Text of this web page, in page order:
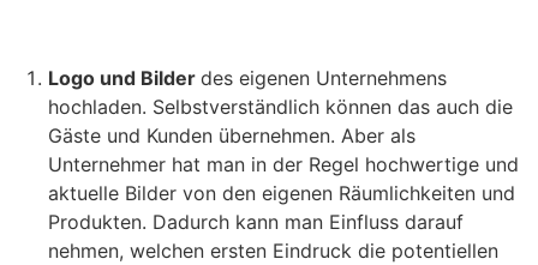
Logo und Bilder des eigenen Unternehmens
hochladen. Selbstverständlich können das auch die
Gäste und Kunden übernehmen. Aber als
Unternehmer hat man in der Regel hochwertige und
aktuelle Bilder von den eigenen Räumlichkeiten und
Produkten. Dadurch kann man Einfluss darauf
nehmen, welchen ersten Eindruck die potentiellen